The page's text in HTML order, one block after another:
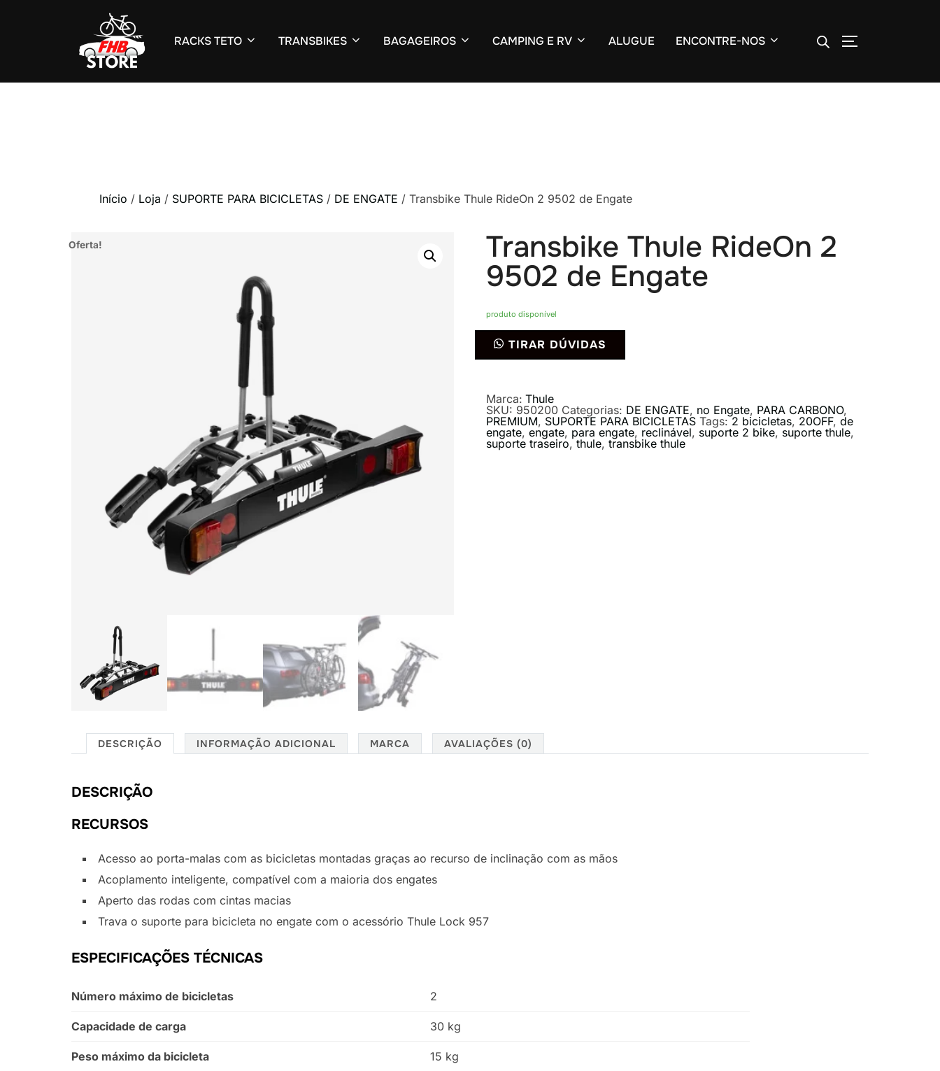
RACKS TETO TRANSBIKES BAGAGEIROS CAMPING E RV ALUGUE ENCONTRE-NOS ALTERNAR
Pular
Início / Loja / SUPORTE PARA BICICLETAS / DE ENGATE / Transbike Thule RideOn 2 9502 de Engate
Oferta! Transbike Thule RideOn 2
9502 de Engate
produto disponível
Transbike
Thule
RideOn
Engate
quantidade
TIRAR DÚVIDAS
Marca: Thule
SKU: 950200 Categorias: DE ENGATE, no Engate, PARA CARBONO,
PREMIUM, SUPORTE PARA BICICLETAS Tags:2 bicicletas, 20OFF, de
engate, engate, para engate, reclinável, suporte 2 bike, suporte thule,
suporte traseiro, thule, transbike thule
DESCRIÇÃO INFORMAÇÃO ADICIONAL MARCA AVALIAÇÕES (0)
DESCRIÇÃO
RECURSOS
Acesso ao porta-malas com as bicicletas montadas graças ao recurso de inclinação com as mãos
Acoplamento inteligente, compatível com a maioria dos engates
Aperto das rodas com cintas macias
Trava o suporte para bicicleta no engate com o acessório Thule Lock 957
ESPECIFICAÇÕES TÉCNICAS
Número máximo de bicicletas 2
Capacidade de carga 30 kg
Peso máximo da bicicleta 15 kg